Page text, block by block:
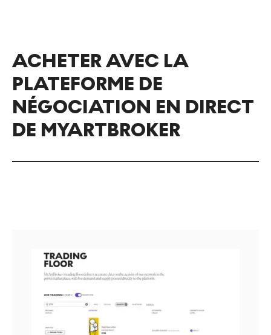
ACHETER AVEC LA
PLATEFORME DE
NÉGOCIATION EN DIRECT
DE MYARTBROKER